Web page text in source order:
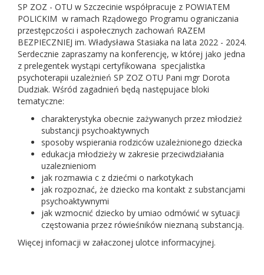
SP ZOZ - OTU w Szczecinie współpracuje z POWIATEM
POLICKIM w ramach Rządowego Programu ograniczania
przestępczości i aspołecznych zachowań RAZEM
BEZPIECZNIEJ im. Władysława Stasiaka na lata 2022 - 2024.
Serdecznie zapraszamy na konferencję, w której jako jedna
z prelegentek wystąpi certyfikowana specjalistka
psychoterapii uzależnień SP ZOZ OTU Pani mgr Dorota
Dudziak. Wśród zagadnień będą następujace bloki
tematyczne:
charakterystyka obecnie zażywanych przez młodzież
substancji psychoaktywnych
sposoby wspierania rodziców uzależnionego dziecka
edukacja młodzieży w zakresie przeciwdziałania
uzaleznieniom
jak rozmawia c z dziećmi o narkotykach
jak rozpoznać, że dziecko ma kontakt z substancjami
psychoaktywnymi
jak wzmocnić dziecko by umiao odmówić w sytuacji
częstowania przez rówieśników nieznaną substancją.
Więcej infomacji w załaczonej ulotce informacyjnej.